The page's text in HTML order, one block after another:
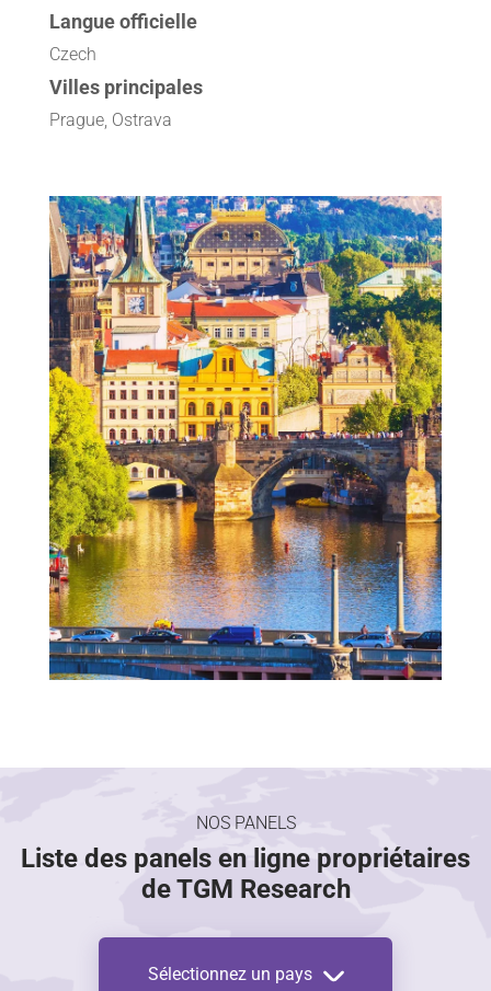
Langue officielle
Czech
Villes principales
Prague, Ostrava
NOS PANELS
Liste des panels en ligne propriétaires
de TGM Research
Sélectionnez un pays